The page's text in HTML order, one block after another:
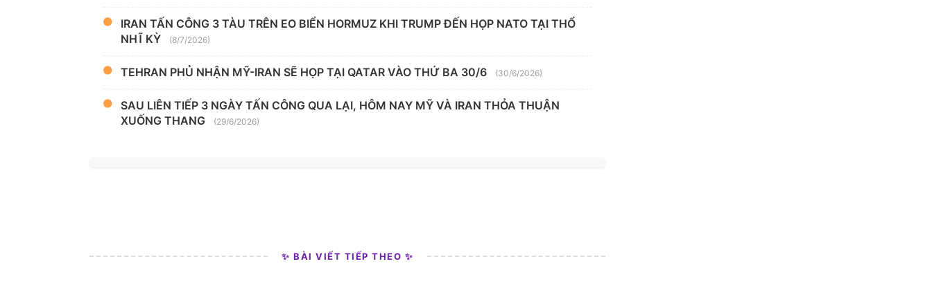
IRAN TẤN CÔNG 3 TÀU TRÊN EO BIỂN HORMUZ KHI TRUMP ĐẾN HỌP NATO TẠI THỔ
NHĨ KỲ
(8/7/2026)
TEHRAN PHỦ NHẬN MỸ-IRAN SẼ HỌP TẠI QATAR VÀO THỨ BA 30/6 (30/6/2026)
SAU LIÊN TIẾP 3 NGÀY TẤN CÔNG QUA LẠI, HÔM NAY MỸ VÀ IRAN THỎA THUẬN
XUỐNG THANG
(29/6/2026)
✨ BÀI VIẾT TIẾP THEO ✨